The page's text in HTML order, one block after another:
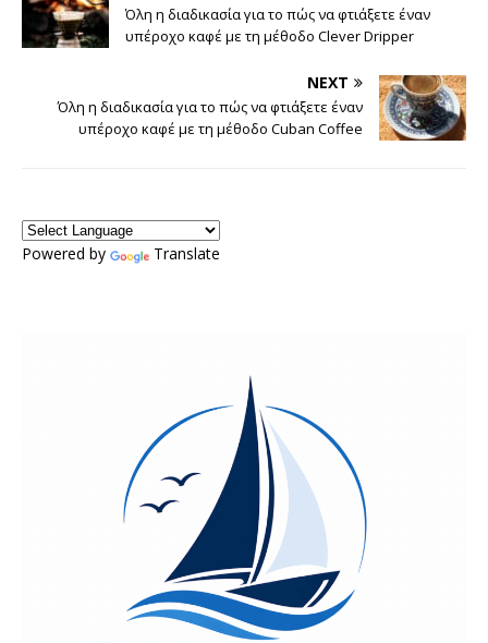
Όλη η διαδικασία για το πώς να φτιάξετε έναν
υπέροχο καφέ με τη μέθοδο Clever Dripper
NEXT
Όλη η διαδικασία για το πώς να φτιάξετε έναν
υπέροχο καφέ με τη μέθοδο Cuban Coffee
Powered by Translate